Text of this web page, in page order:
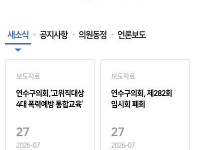
새소식
보도자료
연수구의회,‘고위직대상
4대 폭력예방 통합교육’
27
2026-07
보도자료
연수구의회, 제282회
임시회 폐회
27
2026-07
공지사항 의원동정 언론보도